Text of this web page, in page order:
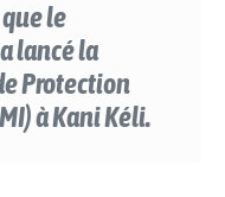
le
lancé la
Protection
à Kani Kéli.